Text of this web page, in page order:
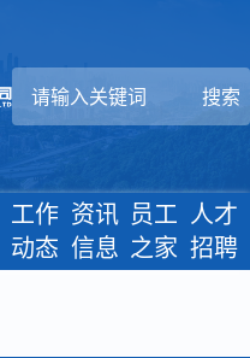
工作
动态
资讯
信息
员工
之家
人才
招聘